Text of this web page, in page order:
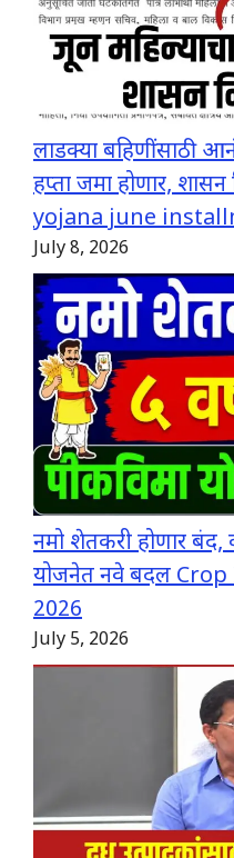
लाडक्या बहिणींसाठी
हप्ता जमा होणार,
yojana june
July 8, 2026
नमो शेतकरी होणार
योजनेत नवे बदल
2026
July 5, 2026